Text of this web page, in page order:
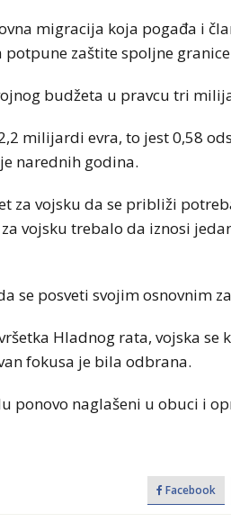
migracija koja pogađa i
zaštite spoljne
budžeta u pravcu tri
milijardi evra, to jest 0,58
narednih godina.
za vojsku da se približi
vojsku trebalo da iznosi
se posveti svojim osnovnim
Hladnog rata, vojska
fokusa je bila odbrana.
ponovo naglašeni u obuci i
Facebook